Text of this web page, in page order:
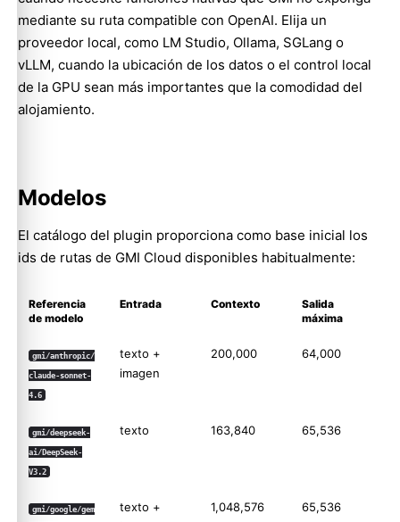
mediante su ruta compatible con OpenAI. Elija un
proveedor local, como LM Studio, Ollama, SGLang o
vLLM, cuando la ubicación de los datos o el control local
de la GPU sean más importantes que la comodidad del
alojamiento.
Modelos
El catálogo del plugin proporciona como base inicial los
ids de rutas de GMI Cloud disponibles habitualmente:
Referencia
de modelo
Entrada Contexto
Salida
máxima
gmi/anthropic/
claude-sonnet-
4.6
texto +
imagen
200,000 64,000
gmi/deepseek-
ai/DeepSeek-
V3.2
texto 163,840 65,536
gmi/google/gem
texto +
1,048,576 65,536